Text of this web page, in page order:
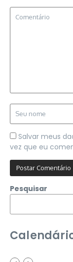
Salvar meus
vez que eu
Pesquisar